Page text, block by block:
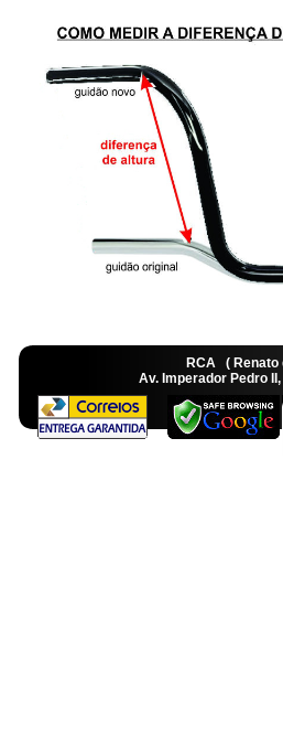
RCA (
Av. Imperador Pedro